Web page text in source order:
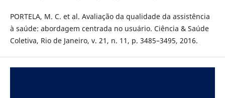
PORTELA, M. C. et al. Avaliação da qualidade da assistência
à saúde: abordagem centrada no usuário. Ciência & Saúde
Coletiva, Rio de Janeiro, v. 21, n. 11, p. 3485–3495, 2016.